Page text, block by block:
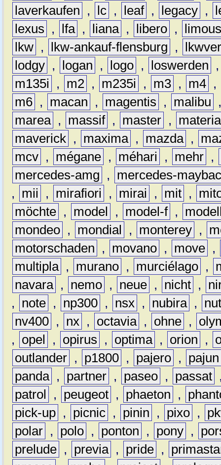
laverkaufen
, lc , leaf , legacy ,
lexus
, lfa , liana , libero ,
lkw , lkw-ankauf-flensburg ,
lodgy , logan , logo , loswerden
m135i
, m2 , m235i , m3 , m4 ,
m6 , macan , magentis , malibu
marea , massif , master ,
materia
maverick , maxima , mazda ,
mcv , mégane , méhari , mehr ,
mercedes-amg
,
mercedes-
,
mii , mirafiori , mirai , mit ,
möchte , model , model-f ,
mondeo , mondial , monterey ,
motorschaden
, movano , move ,
multipla , murano , murciélago ,
navara , nemo , neue , nicht ,
,
note , np300 , nsx , nubira ,
nv400 , nx , octavia , ohne ,
,
opel , opirus , optima , orion ,
outlander , p1800 , pajero ,
pajun
panda , partner , paseo , passat
patrol
, peugeot , phaeton ,
pick-up , picnic , pinin , pixo ,
polar , polo , ponton , pony ,
prelude , previa , pride ,